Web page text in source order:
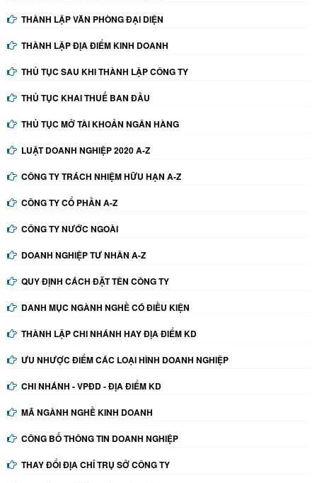
THÀNH LẬP VĂN PHÒNG ĐẠI DIỆN
THÀNH LẬP ĐỊA ĐIỂM KINH DOANH
THỦ TỤC SAU KHI THÀNH LẬP CÔNG TY
THỦ TỤC KHAI THUẾ BAN ĐẦU
THỦ TỤC MỞ TÀI KHOẢN NGÂN HÀNG
LUẬT DOANH NGHIỆP 2020 A-Z
CÔNG TY TRÁCH NHIỆM HỮU HẠN A-Z
CÔNG TY CỔ PHẦN A-Z
CÔNG TY NƯỚC NGOÀI
DOANH NGHIỆP TƯ NHÂN A-Z
QUY ĐỊNH CÁCH ĐẶT TÊN CÔNG TY
DANH MỤC NGÀNH NGHỀ CÓ ĐIỀU KIỆN
THÀNH LẬP CHI NHÁNH HAY ĐỊA ĐIỂM KD
ƯU NHƯỢC ĐIỂM CÁC LOẠI HÌNH DOANH NGHIỆP
CHI NHÁNH - VPĐD - ĐỊA ĐIỂM KD
MÃ NGÀNH NGHỀ KINH DOANH
CÔNG BỐ THÔNG TIN DOANH NGHIỆP
THAY ĐỔI ĐỊA CHỈ TRỤ SỞ CÔNG TY